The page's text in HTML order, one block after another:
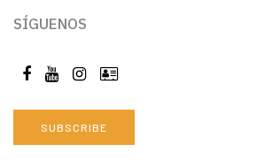
SÍGUENOS
SUBSCRIBE